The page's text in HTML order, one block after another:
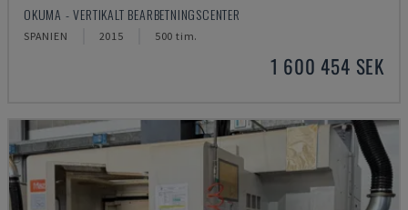
OKUMA - VERTIKALT BEARBETNINGSCENTER
SPANIEN 2015 500 tim.
1 600 454 SEK